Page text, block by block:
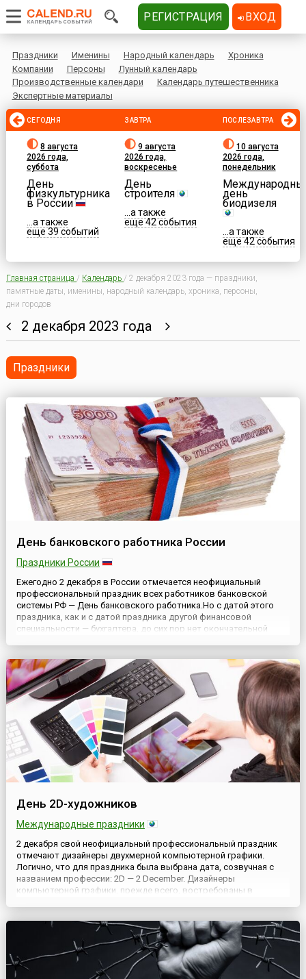
Праздники Именины Народный календарь
Хроника
Компании
Персоны
Лунный календарь
Производственные календари
Календарь путешественника
Экспертные материалы
СЕГОДНЯ
8 августа
2026 года,
суббота
День
физкультурника
в России
...а также
еще 39 событий
ЗАВТРА
9 августа
2026 года,
воскресенье
День
строителя
...а также
еще 42 события
ПОСЛЕЗАВТРА
10 августа
2026 года,
понедельник
день
биодизеля
...а также
еще 42 события
Главная страница / Календарь / 2 декабря 2023 года — праздники,
памятные даты, именины, народный календарь, хроника, персоны,
дни городов
2 декабря 2023 года
Праздники
День банковского работника России
Праздники России
Ежегодно 2 декабря в России отмечается неофициальный
профессиональный праздник всех работников банковской
системы РФ — День банковского работника.Но с датой этого
праздника, как и с датой праздника другой финансовой
специальности — бухгалтера, до сих пор нет окончательной
государ...
День 2D-художников
Международные праздники
2 декабря свой неофициальный профессиональный праздник
отмечают дизайнеры двухмерной компьютерной графики.
Логично, что для праздника была выбрана дата, созвучная с
названием профессии: 2D — 2 December. Дизайнеры
компьютерной графики, прежде всего, востребованы в
они работают в «мультяшн...
РЕГИСТРАЦИЯ ВХОД